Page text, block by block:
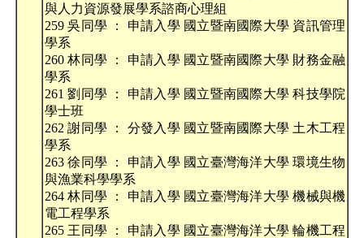
與人力資源發展學系諮商心理組
259 吳同學 ： 申請入學 國立暨南國際大學 資訊管理
學系
260 林同學 ： 申請入學 國立暨南國際大學 財務金融
學系
261 劉同學 ： 申請入學 國立暨南國際大學 科技學院
學士班
262 謝同學 ： 分發入學 國立暨南國際大學 土木工程
學系
263 徐同學 ： 申請入學 國立臺灣海洋大學 環境生物
與漁業科學學系
264 林同學 ： 申請入學 國立臺灣海洋大學 機械與機
電工程學系
265 王同學 ： 申請入學 國立臺灣海洋大學 輪機工程